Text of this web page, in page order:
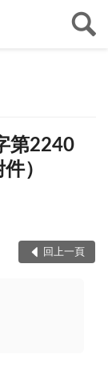
第2240
）
回上一頁